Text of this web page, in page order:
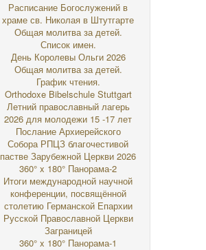
Расписание Богослужений в
храме св. Николая в Штутгарте
Общая молитва за детей.
Список имен.
День Королевы Ольги 2026
Общая молитва за детей.
График чтения.
Orthodoxe Bibelschule Stuttgart
Летний православный лагерь
2026 для молодежи 15 -17 лет
Послание Архиерейского
Собора РПЦЗ благочестивой
пастве Зарубежной Церкви 2026
360° x 180° Панорама-2
Итоги международной научной
конференции, посвящённой
столетию Германской Епархии
Русской Православной Церкви
Заграницей
360° x 180° Панорама-1